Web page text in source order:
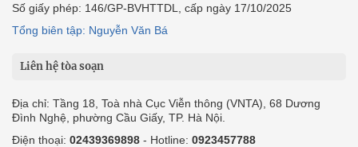
Số giấy phép: 146/GP-BVHTTDL, cấp ngày 17/10/2025
Tổng biên tập: Nguyễn Văn Bá
Liên hệ tòa soạn
Địa chỉ: Tầng 18, Toà nhà Cục Viễn thông (VNTA), 68 Dương
Đình Nghệ, phường Cầu Giấy, TP. Hà Nội.
Điện thoại: 02439369898 - Hotline: 0923457788